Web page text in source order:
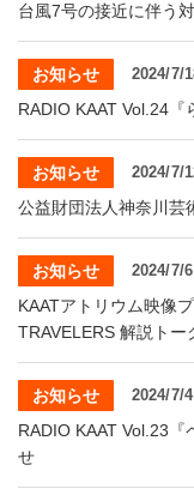
台風7号の接近に伴う
お知らせ 2024/7/
RADIO KAAT Vol.24
お知らせ 2024/7/
公益財団法人神奈川芸
お知らせ 2024/7/6
KAATアトリウム映像
TRAVELERS 解説トー
お知らせ 2024/7/4
RADIO KAAT Vol.23
せ